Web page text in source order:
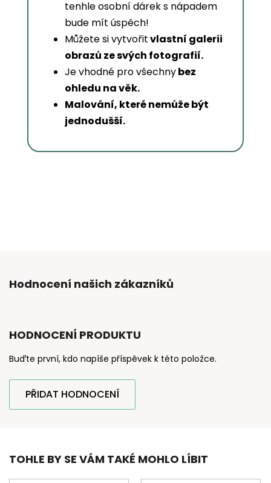
tenhle osobní dárek s nápadem
bude mít úspěch!
Můžete si vytvořitvlastní galerii
obrazů ze svých fotografií.
Je vhodné pro všechnybez
ohledu na věk.
Malování, které nemůže být
jednodušší.
Hodnocení našich zákazníků
HODNOCENÍ PRODUKTU
Buďte první, kdo napíše příspěvek k této položce.
PŘIDAT HODNOCENÍ
TOHLE BY SE VÁM TAKÉ MOHLO LÍBIT